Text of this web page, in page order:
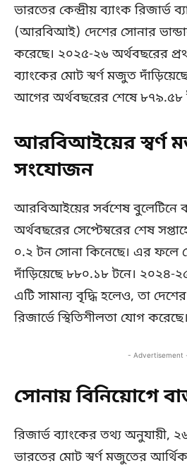
ভারতের কেন্দ্রীয় ব্যাংক রিজার্ভ
(আরবিআই) দেশের সোনার
করেছে। ২০২৫-২৬ অর্থবছরের
ব্যাংকের মোট স্বর্ণ মজুত
আগের অর্থবছরের শেষে ৮৭৯.৫৮
আরবিআইয়ের স্বর্ণ
সংযোজন
আরবিআইয়ের সর্বশেষ বুলেটিনে
অর্থবছরের সেপ্টেম্বরের শেষ
০.২ টন সোনা কিনেছে। এর
দাঁড়িয়েছে ৮৮০.১৮ টনে। ২০২৪-
এটি সামান্য বৃদ্ধি হলেও, তা
রিজার্ভে স্থিতিশীলতা যোগ করেছে।
- Advertisement
সোনায় বিনিয়োগে
রিজার্ভ ব্যাংকের তথ্য অনুযায়ী,
ভারতের মোট স্বর্ণ মজুতের